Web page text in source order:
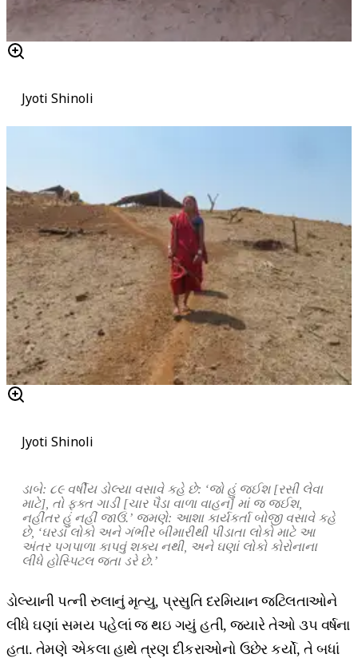
Jyoti Shinoli
Jyoti Shinoli
ડાબે: ૮૯ વર્ષીય ડોલ્યા વસાવે કહે છે: ‘જો હું જઈશ [રસી લેવા
માટે], તો ફક્ત ગાડી [ચાર પૈડા વાળા વાહન] માં જ જઈશ,
નહીંતર હું નહીં જાઉં.’ જમણે: આશા કાર્યકર્તા બોજી વસાવે કહે
છે, ‘ઘરડાં લોકો અને ગંભીર બીમારીથી પીડાતા લોકો માટે આ
અંતર પગપાળા કાપવું શક્ય નથી, અને ઘણાં લોકો કોરોનાના
લીધે હોસ્પિટલ જતા ડરે છે.’
ડોલ્યાની પત્ની રુલાનું મૃત્યુ, પ્રસુતિ દરમિયાન જટિલતાઓને
લીધે ઘણાં સમય પહેલાં જ થઇ ગયું હતી, જ્યારે તેઓ ૩૫ વર્ષના
હતા. તેમણે એકલા હાથે ત્રણ દીકરાઓનો ઉછેર કર્યો, તે બધાં